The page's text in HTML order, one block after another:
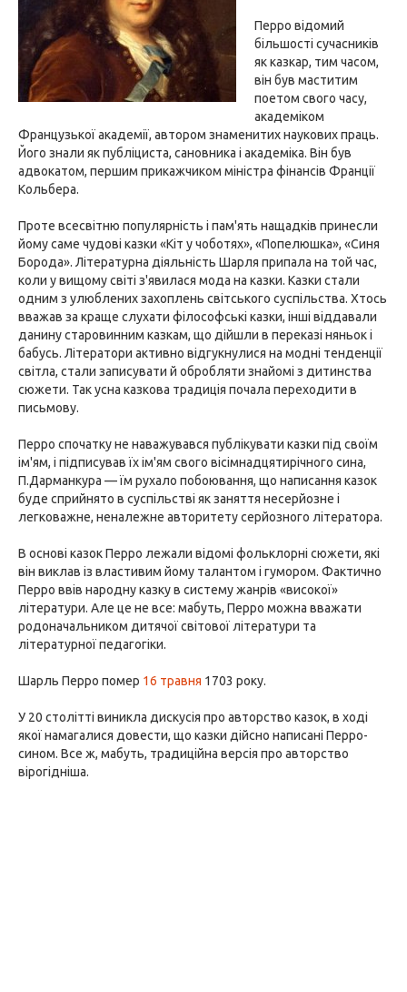
Перро відомий
більшості сучасників
як казкар, тим часом,
він був маститим
поетом свого часу,
академіком
Французької академії, автором знаменитих наукових праць.
Його знали як публіциста, сановника і академіка. Він був
адвокатом, першим прикажчиком міністра фінансів Франції
Кольбера.
Проте всесвітню популярність і пам'ять нащадків принесли
йому саме чудові казки «Кіт у чоботях», «Попелюшка», «Синя
Борода». Літературна діяльність Шарля припала на той час,
коли у вищому світі з'явилася мода на казки. Казки стали
одним з улюблених захоплень світського суспільства. Хтось
вважав за краще слухати філософські казки, інші віддавали
данину старовинним казкам, що дійшли в переказі няньок і
бабусь. Літератори активно відгукнулися на модні тенденції
світла, стали записувати й обробляти знайомі з дитинства
сюжети. Так усна казкова традиція почала переходити в
письмову.
Перро спочатку не наважувався публікувати казки під своїм
ім'ям, і підписував їх ім'ям свого вісімнадцятирічного сина,
П.Дарманкура — їм рухало побоювання, що написання казок
буде сприйнято в суспільстві як заняття несерйозне і
легковажне, неналежне авторитету серйозного літератора.
В основі казок Перро лежали відомі фольклорні сюжети, які
він виклав із властивим йому талантом і гумором. Фактично
Перро ввів народну казку в систему жанрів «високої»
літератури. Але це не все: мабуть, Перро можна вважати
родоначальником дитячої світової літератури та
літературної педагогіки.
Шарль Перро помер 16 травня 1703 року.
У 20 столітті виникла дискусія про авторство казок, в ході
якої намагалися довести, що казки дійсно написані Перро-
сином. Все ж, мабуть, традиційна версія про авторство
вірогідніша.